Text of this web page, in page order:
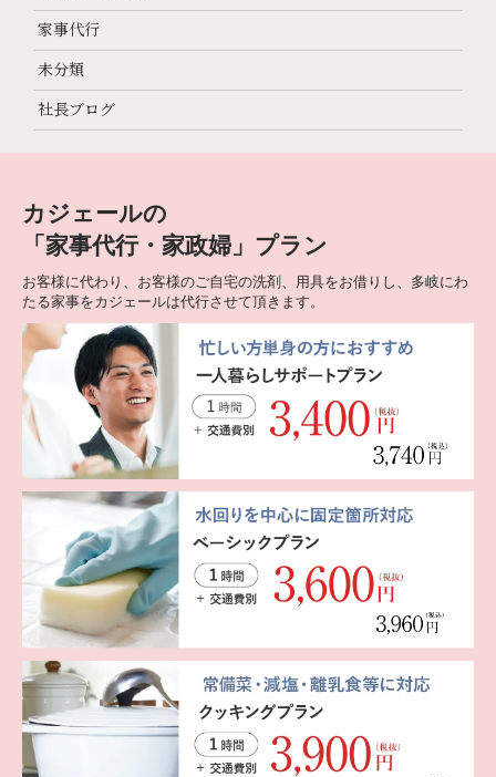
家事代行
未分類
社長ブログ
カジェールの
「家事代行・家政婦」プラン
お客様に代わり、お客様のご自宅の洗剤、用具をお借りし、多岐にわ
たる家事をカジェールは代行させて頂きます。